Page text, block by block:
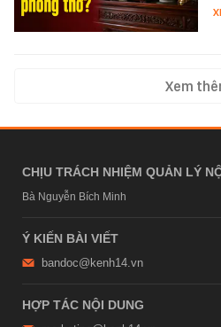
Xem
CHỊU TRÁCH NHIỆM QUẢN LÝ
Bà Nguyễn Bích Minh
Ý KIẾN BÀI VIẾT
bandoc@kenh14.vn
HỢP TÁC NỘI DUNG